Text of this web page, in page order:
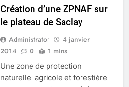
Création d’une ZPNAF sur
le plateau de Saclay
Administrator
4 janvier
2014
0 1 mins
Une zone de protection
naturelle, agricole et forestière